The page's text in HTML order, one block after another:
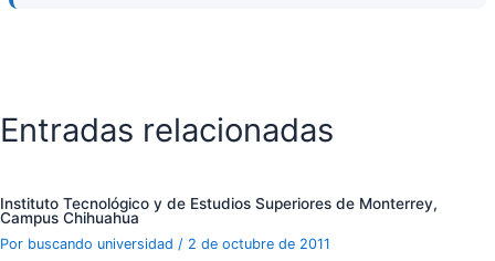
Entradas relacionadas
Instituto Tecnológico y de Estudios Superiores de Monterrey,
Campus Chihuahua
Por buscando universidad / 2 de octubre de 2011